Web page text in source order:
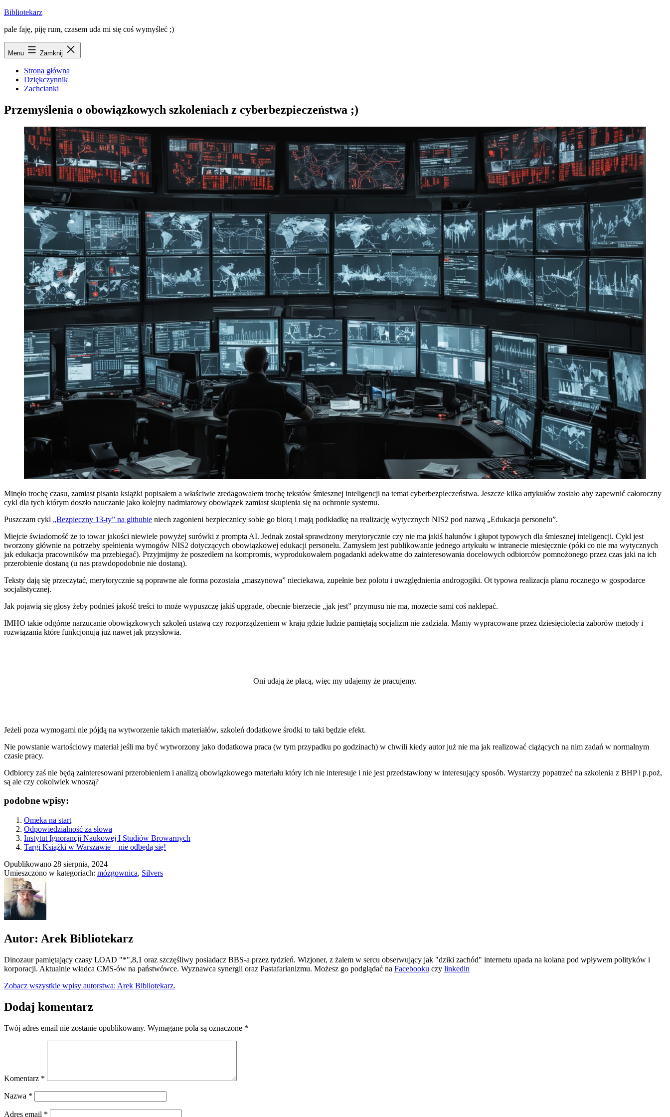
Przejdź
treści
Bibliotekarz
pale faję, piję rum, czasem uda mi się coś wymyśleć ;)
Menu Zamknij
Strona główna
Dziękczynnik
Zachcianki
Przemyślenia o obowiązkowych szkoleniach z cyberbezpieczeństwa ;)
Minęło trochę czasu, zamiast pisania książki popisałem a właściwie zredagowałem trochę tekstów śmiesznej inteligencji na temat cyberbezpieczeństwa. Jeszcze kilka artykułów zostało aby zapewnić całoroczny
cykl dla tych którym doszło nauczanie jako kolejny nadmiarowy obowiązek zamiast skupienia się na ochronie systemu.
Puszczam cykl „Bezpieczny 13-ty” na githubie niech zagonieni bezpiecznicy sobie go biorą i mają podkładkę na realizację wytycznych NIS2 pod nazwą „Edukacja personelu”.
Miejcie świadomość że to towar jakości niewiele powyżej surówki z prompta AI. Jednak został sprawdzony merytorycznie czy nie ma jakiś halunów i głupot typowych dla śmiesznej inteligencji. Cykl jest
tworzony głównie na potrzeby spełnienia wymogów NIS2 dotyczących obowiązkowej edukacji personelu. Zamysłem jest publikowanie jednego artykułu w intranecie miesięcznie (póki co nie ma wytycznych
jak edukacja pracowników ma przebiegać). Przyjmijmy że poszedłem na kompromis, wyprodukowałem pogadanki adekwatne do zainteresowania docelowych odbiorców pomnożonego przez czas jaki na ich
przerobienie dostaną (u nas prawdopodobnie nie dostaną).
Teksty dają się przeczytać, merytorycznie są poprawne ale forma pozostała „maszynowa” nieciekawa, zupełnie bez polotu i uwzględnienia androgogiki. Ot typowa realizacja planu rocznego w gospodarce
socjalistycznej.
Jak pojawią się głosy żeby podnieś jakość treści to może wypuszczę jakiś upgrade, obecnie bierzecie „jak jest” przymusu nie ma, możecie sami coś naklepać.
IMHO takie odgórne narzucanie obowiązkowych szkoleń ustawą czy rozporządzeniem w kraju gdzie ludzie pamiętają socjalizm nie zadziała. Mamy wypracowane przez dziesięciolecia zaborów metody i
rozwiązania które funkcjonują już nawet jak przysłowia.
Oni udają że płacą, więc my udajemy że pracujemy.
Jeżeli poza wymogami nie pójdą na wytworzenie takich materiałów, szkoleń dodatkowe środki to taki będzie efekt.
Nie powstanie wartościowy materiał jeśli ma być wytworzony jako dodatkowa praca (w tym przypadku po godzinach) w chwili kiedy autor już nie ma jak realizować ciążących na nim zadań w normalnym
czasie pracy.
Odbiorcy zaś nie będą zainteresowani przerobieniem i analizą obowiązkowego materiału który ich nie interesuje i nie jest przedstawiony w interesujący sposób. Wystarczy popatrzeć na szkolenia z BHP i p.poż,
są ale czy cokolwiek wnoszą?
podobne wpisy:
Omeka na start
Odpowiedzialność za słowa
Instytut Ignorancji Naukowej I Studiów Browarnych
Targi Książki w Warszawie – nie odbędą się!
Opublikowano 28 sierpnia, 2024
Umieszczono w kategoriach: mózgownica, Silvers
Autor: Arek Bibliotekarz
Dinozaur pamiętający czasy LOAD "*",8,1 oraz szczęśliwy posiadacz BBS-a przez tydzień. Wizjoner, z żalem w sercu obserwujący jak "dziki zachód" internetu upada na kolana pod wpływem polityków i
korporacji. Aktualnie władca CMS-ów na państwówce. Wyznawca synergii oraz Pastafarianizmu. Możesz go podglądać na Facebooku czy linkedin
Zobacz wszystkie wpisy autorstwa: Arek Bibliotekarz.
Dodaj komentarz
Twój adres email nie zostanie opublikowany. Wymagane pola są oznaczone *
Komentarz *
Nazwa *
Adres email *